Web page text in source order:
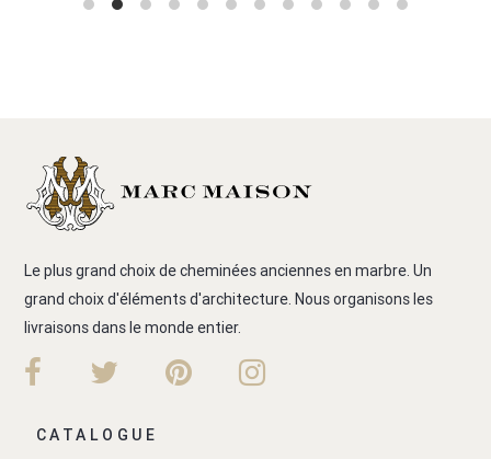
Le plus grand choix de cheminées anciennes en marbre. Un
grand choix d'éléments d'architecture. Nous organisons les
livraisons dans le monde entier.
CATALOGUE